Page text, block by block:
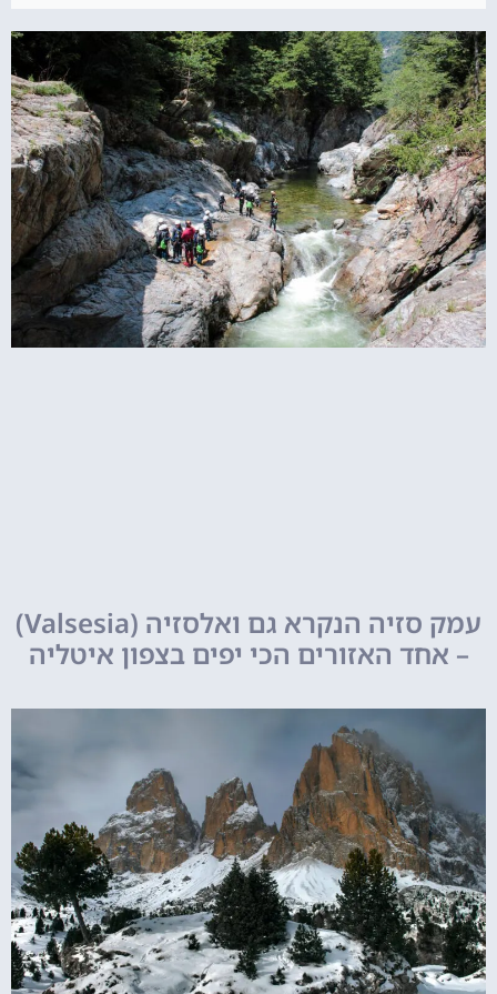
עמק סזיה הנקרא גם ואלסזיה (Valsesia)
– אחד האזורים הכי יפים בצפון איטליה